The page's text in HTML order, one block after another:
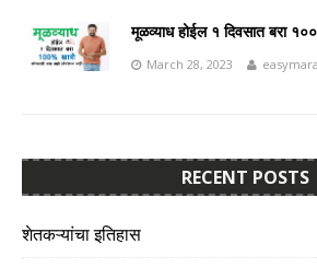
मूळव्याध होईल १ दिवसात बरा
March 28, 2023
RECENT POSTS
शेतकऱ्यांचा इतिहास